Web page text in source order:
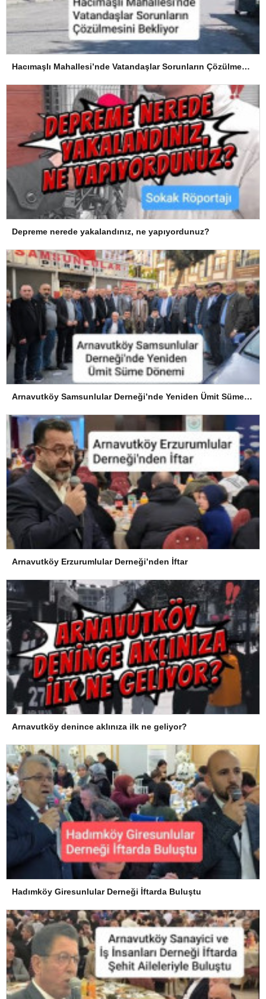
Hacımaşlı Mahallesi’nde Vatandaşlar Sorunların Çözülmesini Bekliyor
Depreme nerede yakalandınız, ne yapıyordunuz?
Arnavutköy Samsunlular Derneği’nde Yeniden Ümit Süme Dönemi
Arnavutköy Erzurumlular Derneği’nden İftar
Arnavutköy denince aklınıza ilk ne geliyor?
Hadımköy Giresunlular Derneği İftarda Buluştu